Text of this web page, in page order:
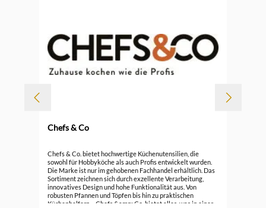
Chefs & Co
Chefs & Co. bietet hochwertige Küchenutensilien, die
sowohl für Hobbyköche als auch Profis entwickelt wurden.
Die Marke ist nur im gehobenen Fachhandel erhältlich. Das
Sortiment zeichnen sich durch exzellente Verarbeitung,
innovatives Design und hohe Funktionalität aus. Von
robusten Pfannen und Töpfen bis hin zu praktischen
Küchenhelfern – Chefs &amp; Co. bietet alles, was in einer